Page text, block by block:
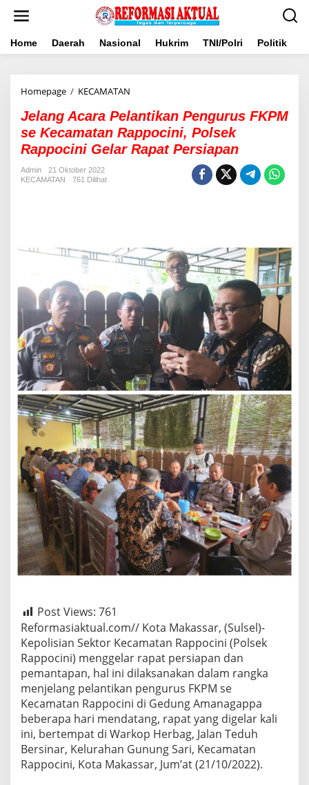
Home Daerah Nasional Hukrim TNI/Polri Politik
Homepage / KECAMATAN
Pelantikan
Pengurus
FKPM
se
Jelang Acara Pelantikan Pengurus FKPM
se Kecamatan Rappocini, Polsek
Rappocini Gelar Rapat Persiapan
Admin
21 Oktober 2022
KECAMATAN
761 Dilihat
Post Views: 761
Reformasiaktual.com// Kota Makassar, (Sulsel)-
Kepolisian Sektor Kecamatan Rappocini (Polsek
Rappocini) menggelar rapat persiapan dan
pemantapan, hal ini dilaksanakan dalam rangka
menjelang pelantikan pengurus FKPM se
Kecamatan Rappocini di Gedung Amanagappa
beberapa hari mendatang, rapat yang digelar kali
ini, bertempat di Warkop Herbag, Jalan Teduh
Bersinar, Kelurahan Gunung Sari, Kecamatan
Rappocini, Kota Makassar, Jum’at (21/10/2022).